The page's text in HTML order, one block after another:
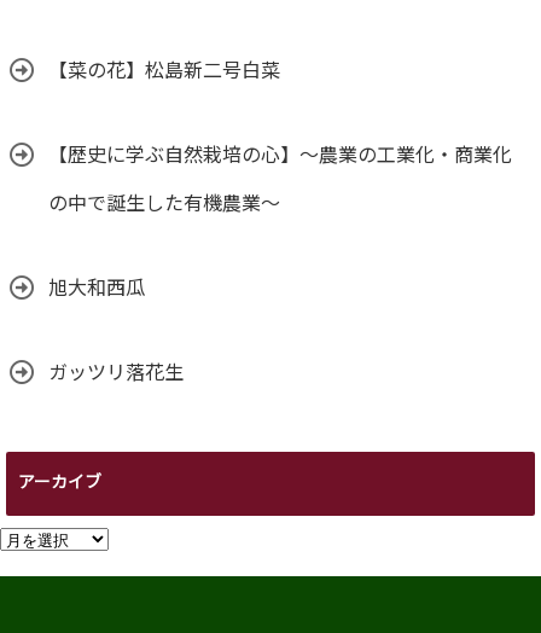
【菜の花】松島新二号白菜
【歴史に学ぶ自然栽培の心】～農業の工業化・商業化
の中で誕生した有機農業～
旭大和西瓜
ガッツリ落花生
アーカイブ
ア
ー